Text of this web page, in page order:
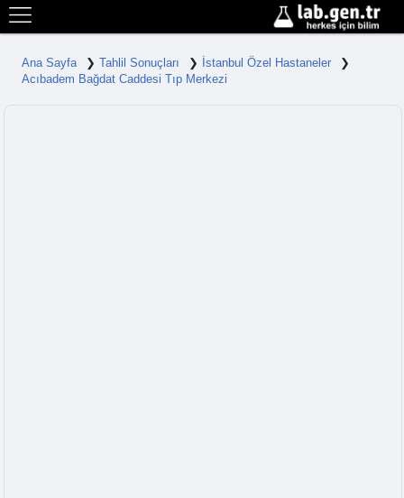
Ana Sayfa Tahlil Sonuçları
İstanbul Özel Hastaneler
Acıbadem Bağdat Caddesi Tıp Merkezi